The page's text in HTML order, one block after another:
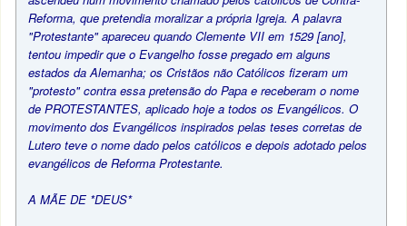
Reforma, que pretendia moralizar a própria Igreja. A palavra
"Protestante" apareceu quando Clemente VII em 1529 [ano],
tentou impedir que o Evangelho fosse pregado em alguns
estados da Alemanha; os Cristãos não Católicos fizeram um
"protesto" contra essa pretensão do Papa e receberam o nome
de PROTESTANTES, aplicado hoje a todos os Evangélicos. O
movimento dos Evangélicos inspirados pelas teses corretas de
Lutero teve o nome dado pelos católicos e depois adotado pelos
evangélicos de Reforma Protestante.
A MÃE DE *DEUS*